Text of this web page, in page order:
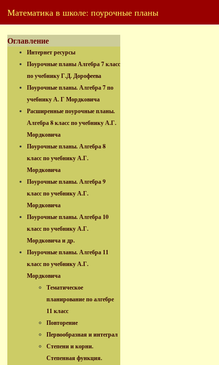
Математика в школе: поурочные планы
Оглавление
Интернет ресурсы
Поурочные планы Алгебра 7 класс
по учебнику Г.Д. Дорофеева
Поурочные планы. Алгебра 7 по
учебнику А. Г Мордковича
Расширенные поурочные планы.
Алгебра 8 класс по учебнику А.Г.
Мордковича
Поурочные планы. Алгебра 8
класс по учебнику А.Г.
Мордковича
Поурочные планы. Алгебра 9
класс по учебнику А.Г.
Мордковича
Поурочные планы. Алгебра 10
класс по учебнику А.Г.
Мордковича и др.
Поурочные планы. Алгебра 11
класс по учебнику А.Г.
Мордковича
Тематическое
планирование по алгебре
11 класс
Повторение
Первообразная и интеграл
Степени и корни.
Степенная функция.